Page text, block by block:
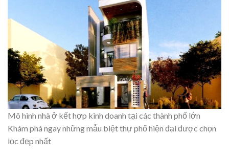
Mô hình nhà ở kết hợp kinh doanh tại các thành phố lớn
Khám phá ngay những mẫu biệt thự phốhiện đại được chọn
lọc đẹp nhất